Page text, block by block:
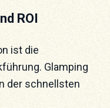
ROI
ist die
Glamping
der schnellsten